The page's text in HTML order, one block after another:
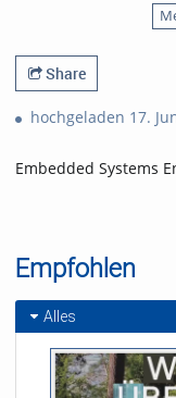
Share
hochgeladen 17.
Embedded Systems
Empfohlen
Alles